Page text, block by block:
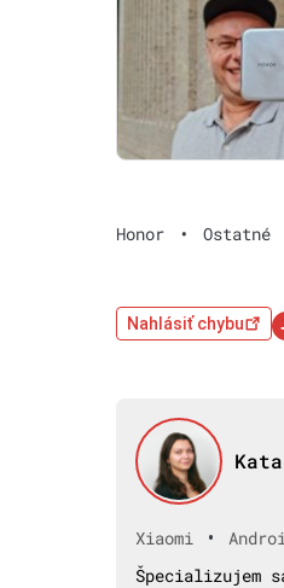
Honor • Ostatné
Nahlásiť chybu
Xiaomi •
Špecializujem